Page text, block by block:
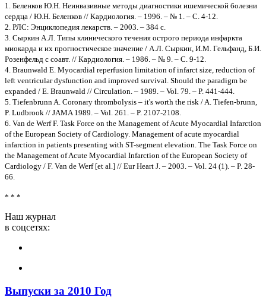
1. Беленков Ю.Н. Неинвазивные методы диагностики ишемической болезни
сердца / Ю.Н. Беленков // Кардиология. – 1996. – № 1. – С. 4-12.
2. РЛС: Энциклопедия лекарств. – 2003. – 384 с.
3. Сыркин А.Л. Типы клинического течения острого периода инфаркта
миокарда и их прогностическое значение / А.Л. Сыркин, И.М. Гельфанд, Б.И.
Розенфельд с соавт. // Кардиология. – 1986. – № 9. – С. 9-12.
4. Braunwald E. Myocardial reperfusion limitation of infarct size, reduction of
left ventricular dysfunction and improved survival. Should the paradigm be
expanded / E. Braunwald // Circulation. – 1989. – Vol. 79. – P. 441-444.
5. Tiefenbrunn A. Coronary thrombolysis – it's worth the risk / A. Tiefen-brunn,
P. Ludbrook // JAMA 1989. – Vol. 261. – P. 2107-2108.
6. Van de Werf F. Task Force on the Management of Acute Myocardial Infarction
of the European Society of Cardiology. Management of acute myocardial
infarction in patients presenting with ST-segment elevation. The Task Force on
the Management of Acute Myocardial Infarction of the European Society of
Cardiology / F. Van de Werf [et al.] // Eur Heart J. – 2003. – Vol. 24 (1). – P. 28-
66.
* * *
Наш журнал
в соцсетях:
Выпуски за 2010 Год